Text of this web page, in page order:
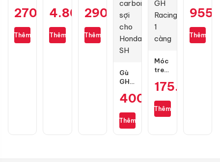
Motorbike
10W40
1L
270.000₫
Thêm
Pro
dầu
cho
4.800.000 ₫
Thêm
Air
PCX,
Lead,
290.000
Thêm
Gù
GH
carbon
cho
Honda
400.000
Thêm
Móc
treo
GH
1
càng
175.000
Thêm
GT601
110/70-
17
Thêm